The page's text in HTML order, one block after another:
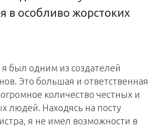
в особливо жорстоких
был одним из создателей
Это большая и ответственная
количество честных и
людей. Находясь на посту
я не имел возможности в